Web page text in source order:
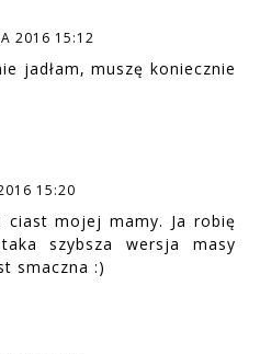
2016 15:12
jadłam, muszę koniecznie
15:20
ciast mojej mamy. Ja robię
szybsza wersja masy
smaczna :)